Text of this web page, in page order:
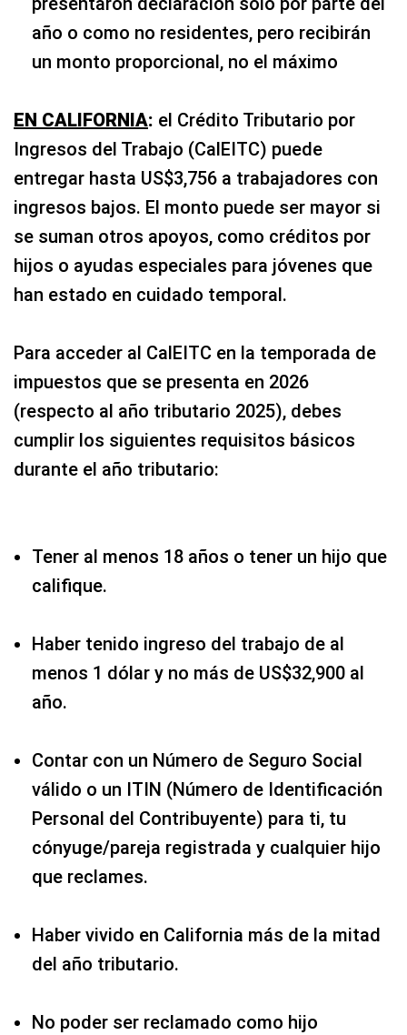
año o como no residentes, pero recibirán
un monto proporcional, no el máximo
EN CALIFORNIA: el Crédito Tributario por
Ingresos del Trabajo (CalEITC) puede
entregar hasta US$3,756 a trabajadores con
ingresos bajos. El monto puede ser mayor si
se suman otros apoyos, como créditos por
hijos o ayudas especiales para jóvenes que
han estado en cuidado temporal.
Para acceder al CalEITC en la temporada de
impuestos que se presenta en 2026
(respecto al año tributario 2025), debes
cumplir los siguientes requisitos básicos
durante el año tributario:
Tener al menos 18 años o tener un hijo que
califique.
Haber tenido ingreso del trabajo de al
menos 1 dólar y no más de US$32,900 al
año.
Contar con un Número de Seguro Social
válido o un ITIN (Número de Identificación
Personal del Contribuyente) para ti, tu
cónyuge/pareja registrada y cualquier hijo
que reclames.
Haber vivido en California más de la mitad
del año tributario.
No poder ser reclamado como hijo